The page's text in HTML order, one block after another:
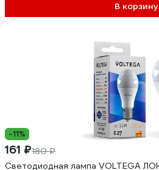
В корзину
-11%
161 ₽180 ₽
Светодиодная лампа VOLTEGA